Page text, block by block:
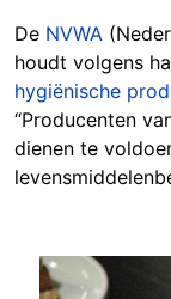
De NVWA
houdt volgens
hygiënische
“Producenten
dienen te
Image